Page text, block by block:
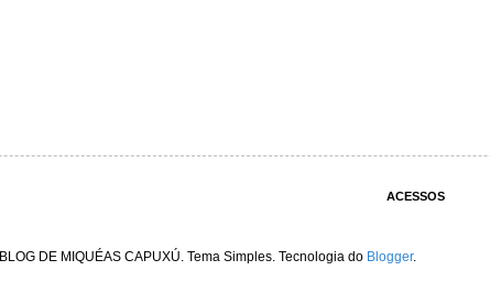
ACESSOS
BLOG DE MIQUÉAS CAPUXÚ. Tema Simples. Tecnologia do Blogger.